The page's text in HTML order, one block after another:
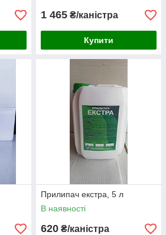
1 465 ₴/каністра
Купити
Прилипач екстра, 5 л
В наявності
620 ₴/каністра